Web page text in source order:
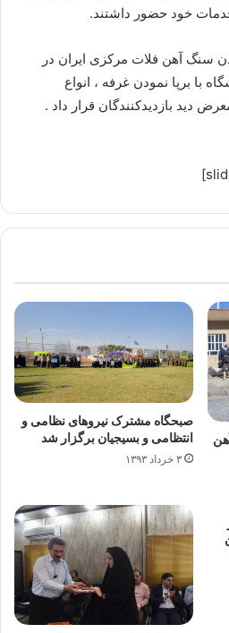
خود حضور داشتند.
سنگ آهن فلات مرکزی ایران در
با برپا نمودن غرفه ، انواع
دید بازدیدکنندگان قرار داد .
صبحگاه مشترک نیروهای نظامی و
انتظامی و بسیجیان برگزار شد
۳ خرداد ۱۳۹۳